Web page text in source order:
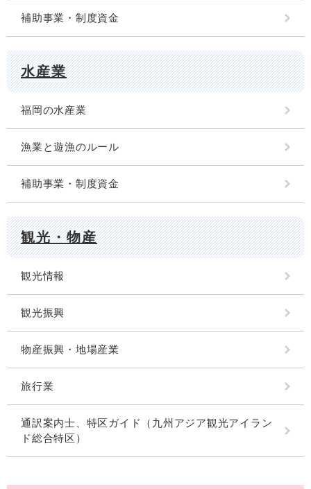
補助事業・制度資金
水産業
福岡の水産業
漁業と遊漁のルール
補助事業・制度資金
観光・物産
観光情報
観光振興
物産振興・地場産業
旅行業
通訳案内士、特区ガイド（九州アジア観光アイラン
ド総合特区）